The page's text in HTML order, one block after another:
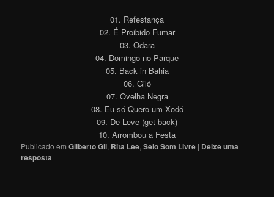
01. Refestança
02. É Proibido Fumar
03. Odara
04. Domingo no Parque
05. Back in Bahia
06. Giló
07. Ovelha Negra
08. Eu só Quero um Xodó
09. De Leve (get back)
10. Arrombou a Festa
Publicado em Gilberto Gil, Rita Lee,Selo Som Livre | Deixe uma
resposta